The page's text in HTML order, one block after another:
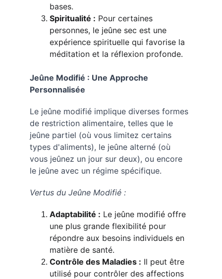
bases.
Spiritualité : Pour certaines
personnes, le jeûne sec est une
expérience spirituelle qui favorise la
méditation et la réflexion profonde.
Jeûne Modifié : Une Approche
Personnalisée
Le jeûne modifié implique diverses formes
de restriction alimentaire, telles que le
jeûne partiel (où vous limitez certains
types d'aliments), le jeûne alterné (où
vous jeûnez un jour sur deux), ou encore
le jeûne avec un régime spécifique.
Vertus du Jeûne Modifié :
Adaptabilité : Le jeûne modifié offre
une plus grande flexibilité pour
répondre aux besoins individuels en
matière de santé.
Contrôle des Maladies : Il peut être
utilisé pour contrôler des affections